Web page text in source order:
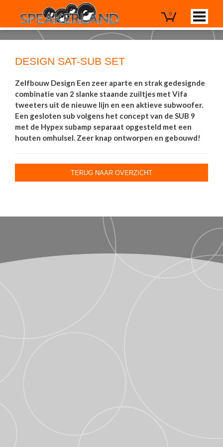
0
DESIGN SAT-SUB SET
Zelfbouw Design Een zeer aparte en strak gedesignde
combinatie van 2 slanke staande zuiltjes met Vifa
tweeters uit de nieuwe lijn en een aktieve subwoofer.
Een gesloten sub volgens het concept van de SUB 9
met de Hypex subamp separaat opgesteld met een
houten omhulsel. Zeer knap ontworpen en gebouwd!
TERUG NAAR OVERZICHT